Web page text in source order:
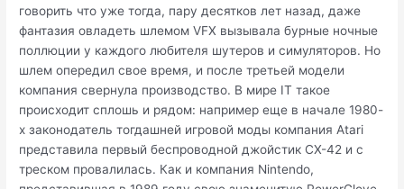
говорить что уже тогда, пару десятков лет назад, даже
фантазия овладеть шлемом VFX вызывала бурные ночные
поллюции у каждого любителя шутеров и симуляторов. Но
шлем опередил свое время, и после третьей модели
компания свернула производство. В мире IT такое
происходит сплошь и рядом: например еще в начале 1980-
х законодатель тогдашней игровой моды компания Atari
представила первый беспроводной джойстик CX-42 и с
треском провалилась. Как и компания Nintendo,